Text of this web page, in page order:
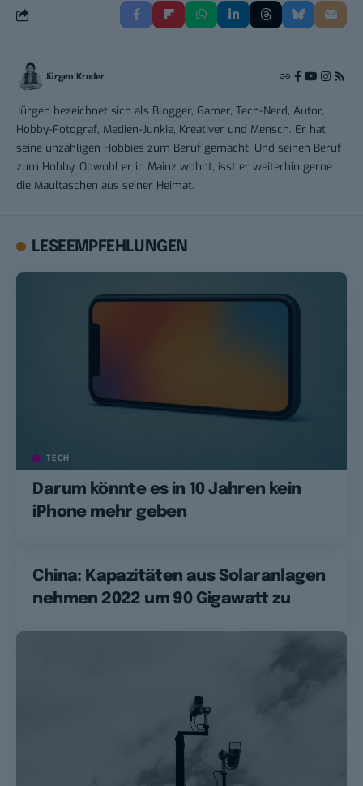
Jürgen Kroder
Jürgen bezeichnet sich als Blogger, Gamer, Tech-Nerd, Autor,
Hobby-Fotograf, Medien-Junkie, Kreativer und Mensch. Er hat
seine unzähligen Hobbies zum Beruf gemacht. Und seinen Beruf
zum Hobby. Obwohl er in Mainz wohnt, isst er weiterhin gerne
die Maultaschen aus seiner Heimat.
LESEEMPFEHLUNGEN
TECH
Darum könnte es in 10 Jahren kein
iPhone mehr geben
China: Kapazitäten aus Solaranlagen
nehmen 2022 um 90 Gigawatt zu